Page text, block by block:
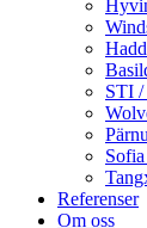
STI
Referenser
Om oss